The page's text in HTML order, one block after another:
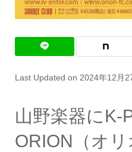
Last Updated on 2024年12月
山野楽器にK-
ORION（オ